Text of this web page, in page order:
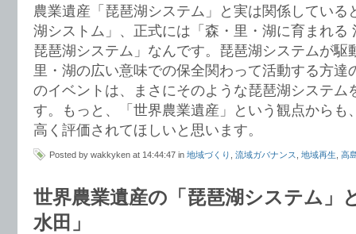
農業遺産「琵琶湖システム」と実は関係している
湖シストム」、正式には「森・里・湖に育まれる
琵琶湖システム」なんです。琵琶湖システムが駆
里・湖の広い意味での保全関わって活動する方達
のイベントは、まさにそのような琵琶湖システム
す。もっと、「世界農業遺産」という観点からも
高く評価されてほしいと思います。
Posted by wakkyken at 14:44:47 in 地域づくり 流域ガバナンス 地域再生 高
世界農業遺産の「琵琶湖システム」
水田」